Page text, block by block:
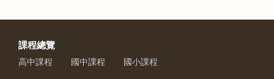
課程總覽
高中課程 國中課程 國小課程